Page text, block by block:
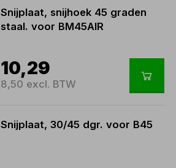
Snijplaat, snijhoek 45 graden
staal. voor BM45AIR
10,29
8,50 excl. BTW
Snijplaat, 30/45 dgr. voor B45